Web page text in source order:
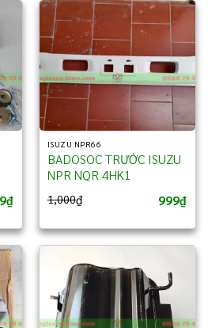
₫
ISUZU NPR66
BADOSOC TRƯỚC ISUZU
NPR NQR 4HK1
1,000₫ 999₫